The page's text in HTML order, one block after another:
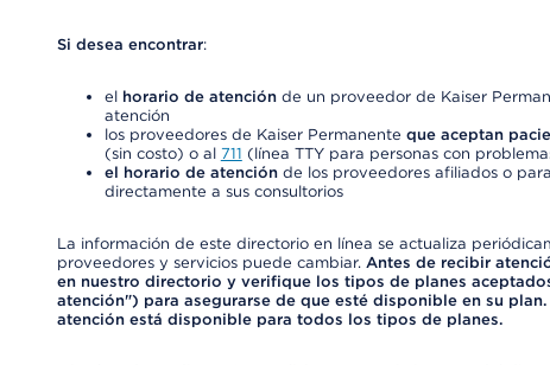
Si desea encontrar:
el horario de atenciónde un proveedor de Kaiser
atención
los proveedores de Kaiser Permanente que aceptan
(sin costo) o al 711 (línea TTY para personas con
el horario de atenciónde los proveedores afiliados o
directamente a sus consultorios
La información de este directorio en línea se actualiza
proveedores y servicios puede cambiar. Antes de recibir
en nuestro directorio y verifique los tipos de planes
atención") para asegurarse de que esté disponible en su
atención está disponible para todos los tipos de planes.